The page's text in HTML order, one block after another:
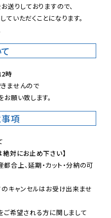
送りしておりますので、
いただくことになります。
時
ませんので
願い致します。
項
絶対にお止め下さい】
合上、延期・カット・分納の可
のキャンセルはお受け出来ませ
ご希望される方に関しまして